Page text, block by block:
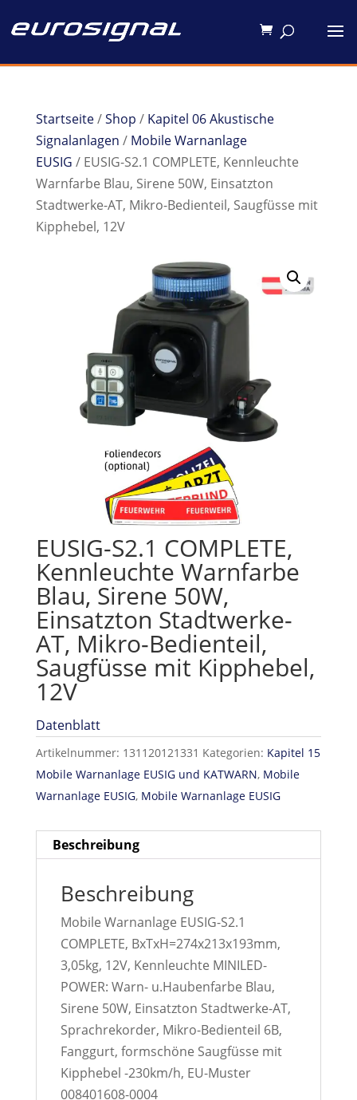
Startseite/Shop / Kapitel 06 Akustische
Signalanlagen / Mobile Warnanlage
EUSIG / EUSIG-S2.1 COMPLETE, Kennleuchte
Warnfarbe Blau, Sirene 50W, Einsatzton
Stadtwerke-AT, Mikro-Bedienteil, Saugfüsse mit
Kipphebel, 12V
EUSIG-S2.1 COMPLETE,
Kennleuchte Warnfarbe
Blau, Sirene 50W,
Einsatzton Stadtwerke-
AT, Mikro-Bedienteil,
Saugfüsse mit Kipphebel,
12V
Datenblatt
Artikelnummer: 131120121331 Kategorien: Kapitel 15
Mobile Warnanlage EUSIG und KATWARN, Mobile
Warnanlage EUSIG, Mobile Warnanlage EUSIG
Beschreibung
Beschreibung
Mobile Warnanlage EUSIG-S2.1
COMPLETE, BxTxH=274x213x193mm,
3,05kg, 12V, Kennleuchte MINILED-
POWER: Warn- u.Haubenfarbe Blau,
Sirene 50W, Einsatzton Stadtwerke-AT,
Sprachrekorder, Mikro-Bedienteil 6B,
Fanggurt, formschöne Saugfüsse mit
Kipphebel -230km/h, EU-Muster
008401608-0004